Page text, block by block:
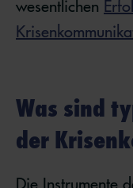
wesentlichen
Was sind
der
Die Instrumente